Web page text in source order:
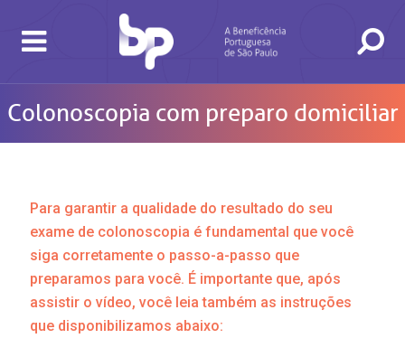
Colonoscopia com preparo domiciliar
Para garantir a qualidade do resultado do seu
exame de colonoscopia é fundamental que você
siga corretamente o passo-a-passo que
preparamos para você. É importante que, após
assistir o vídeo, você leia também as instruções
que disponibilizamos abaixo: